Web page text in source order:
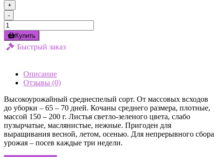
+
-
Купить
Быстрый заказ
Описание
Отзывы (0)
Высокоурожайный среднеспелый сорт. От массовых всходов
до уборки – 65 – 70 дней. Кочаны среднего размера, плотные,
массой 150 – 200 г. Листья светло-зеленого цвета, слабо
пузырчатые, маслянистые, нежные. Пригоден для
выращивания весной, летом, осенью. Для непрерывного сбора
урожая – посев каждые три недели.